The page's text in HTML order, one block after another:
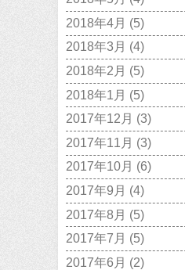
2018年4月 (5)
2018年3月 (4)
2018年2月 (5)
2018年1月 (5)
2017年12月 (3)
2017年11月 (3)
2017年10月 (6)
2017年9月 (4)
2017年8月 (5)
2017年7月 (5)
2017年6月 (2)